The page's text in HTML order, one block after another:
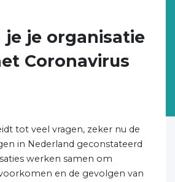
je je organisatie
Coronavirus
tot veel vragen, zeker nu de
in Nederland geconstateerd
werken samen om
en de gevolgen van